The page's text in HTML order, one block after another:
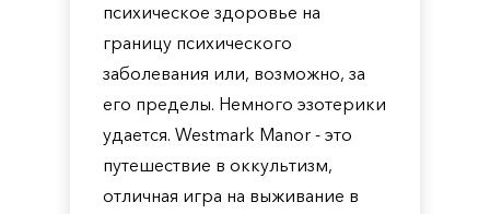
психическое здоровье на
границу психического
заболевания или, возможно, за
его пределы. Немного эзотерики
удается. Westmark Manor - это
путешествие в оккультизм,
отличная игра на выживание в